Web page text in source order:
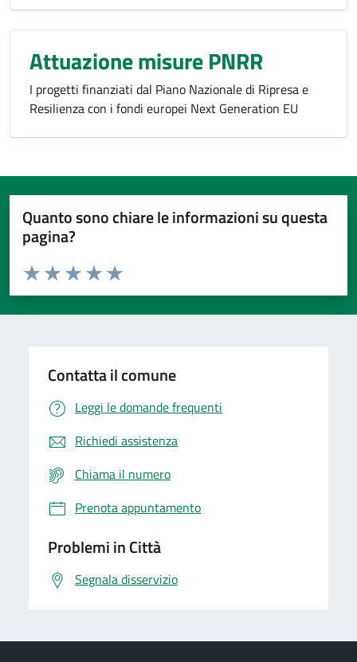
Attuazione misure PNRR
I progetti finanziati dal Piano Nazionale di Ripresa e
Resilienza con i fondi europei Next Generation EU
Quanto sono chiare le informazioni su questa
pagina?
Domanda
Valuta da 1 a 5 stelle la pagina
Valuta 5 stelle su 5
Valuta 4 stelle su 5
Valuta 3 stelle su 5
Valuta 2 stelle su 5
Valuta 1 stelle su 5
Contatta il comune
Leggi le domande frequenti
Richiedi assistenza
Chiama il numero
Prenota appuntamento
Problemi in Città
Segnala disservizio